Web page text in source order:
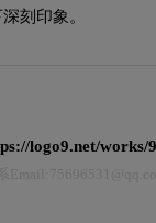
刻印象。
logo9.net/works/